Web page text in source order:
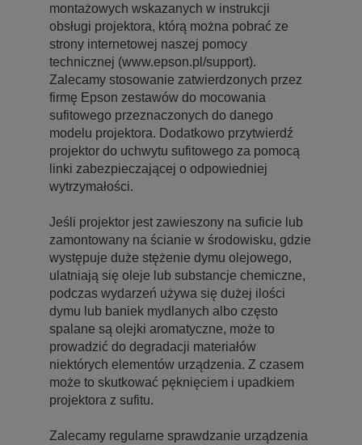
montażowych wskazanych w instrukcji
obsługi projektora, którą można pobrać ze
strony internetowej naszej pomocy
technicznej (www.epson.pl/support).
Zalecamy stosowanie zatwierdzonych przez
firmę Epson zestawów do mocowania
sufitowego przeznaczonych do danego
modelu projektora. Dodatkowo przytwierdź
projektor do uchwytu sufitowego za pomocą
linki zabezpieczającej o odpowiedniej
wytrzymałości.
Jeśli projektor jest zawieszony na suficie lub
zamontowany na ścianie w środowisku, gdzie
występuje duże stężenie dymu olejowego,
ulatniają się oleje lub substancje chemiczne,
podczas wydarzeń używa się dużej ilości
dymu lub baniek mydlanych albo często
spalane są olejki aromatyczne, może to
prowadzić do degradacji materiałów
niektórych elementów urządzenia. Z czasem
może to skutkować pęknięciem i upadkiem
projektora z sufitu.
Zalecamy regularne sprawdzanie urządzenia